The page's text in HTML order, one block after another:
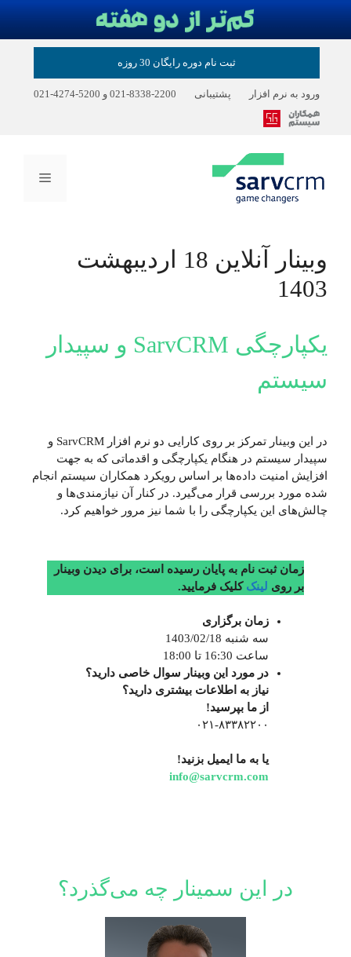
ثبت نام دوره رایگان 30 روزه
ورود به نرم افزار پشتیبانی 2200-8338-021 و 5200-4274-021
فهرست
وبینار آنلاین 18 اردیبهشت
1403
یکپارچگی SarvCRM و سپیدار
سیستم
در این وبینار تمرکز بر روی کارایی دو نرم افزار SarvCRM و
سپیدار سیستم در هنگام یکپارچگی و اقدماتی که به جهت
افزایش امنیت داده‌ها بر اساس رویکرد همکاران سیستم انجام
شده مورد بررسی قرار می‌گیرد. در کنار آن نیازمندی‌ها و
چالش‌های این یکپارچگی را با شما نیز مرور خواهیم کرد.
زمان ثبت نام به پایان رسیده است، برای دیدن وبینار
بر روی لینککلیک فرمایید.
زمان برگزاری
سه شنبه 1403/02/18
ساعت 16:30 تا 18:00
در مورد این وبینار سوال خاصی دارید؟
نیاز به اطلاعات بیشتری دارید؟
از ما بپرسید!
۰۲۱-۸۳۳۸۲۲۰۰
یا به ما ایمیل بزنید!
info@sarvcrm.com
در این سمینار چه می‌گذرد؟